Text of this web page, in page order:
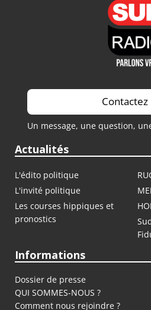
Contactez
Un message, une question,
Actualités
L'édito politique
L'invité politique
Les courses hippiques et
pronostics
Informations
Dossier de presse
QUI SOMMES-NOUS ?
Comment nous rejoindre ?